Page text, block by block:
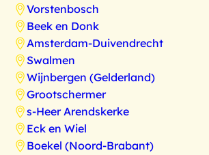
Vorstenbosch
Beek en Donk
Amsterdam-Duivendrecht
Swalmen
Wijnbergen (Gelderland)
Grootschermer
s-Heer Arendskerke
Eck en Wiel
Boekel (Noord-Brabant)